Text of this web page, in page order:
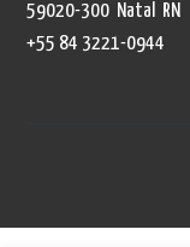
59020-300 Natal RN
+55 84 3221-0944